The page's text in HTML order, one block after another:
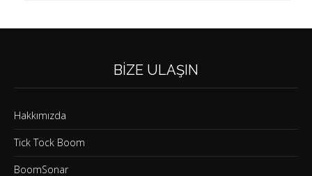
BIZE ULAŞIN
Hakkımızda
Tick Tock Boom
BoomSonar